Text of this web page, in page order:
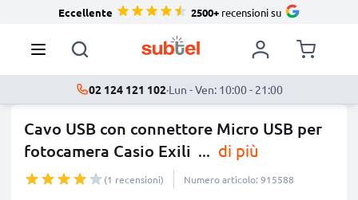
Eccellente 2500+recensioni su
02 124 121 102·Lun - Ven: 10:00 - 21:00
Cavo USB con connettore Micro USB per
fotocamera Casio Exili ... di più
(1 recensioni) Numero articolo: 915588